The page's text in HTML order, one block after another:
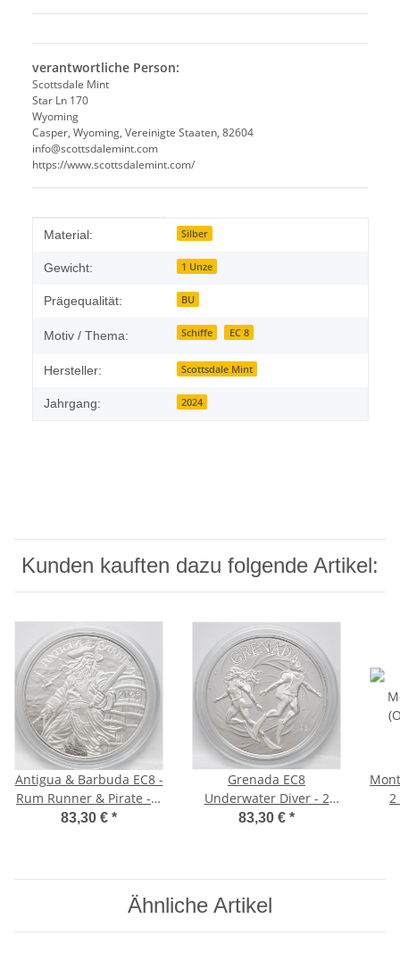
verantwortliche Person:
Scottsdale Mint
Star Ln 170
Wyoming
Casper, Wyoming, Vereinigte Staaten, 82604
info@scottsdalemint.com
https://www.scottsdalemint.com/
Produkteigenschaft
Wert
Material: Silber
Gewicht: 1 Unze
Prägequalität: BU
Motiv / Thema: Schiffe EC 8
Hersteller: Scottsdale Mint
Jahrgang: 2024
Kunden kauften dazu folgende Artikel:
Antigua & Barbuda EC8 -
Rum Runner & Pirate - 2
Dollar 2025 - 1 oz.
83,30 € *
Grenada EC8
Underwater Diver - 2
Dollar 2025 - 1 oz.
83,30 € *
2
Ähnliche Artikel